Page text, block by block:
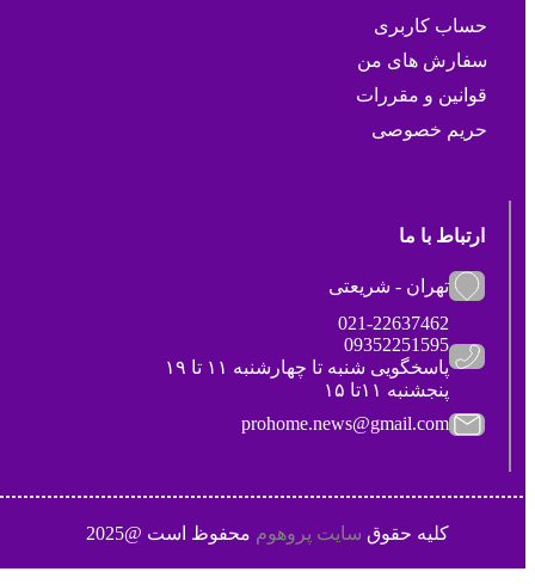
حساب کاربری
سفارش های من
قوانین و مقررات
حریم خصوصی
ارتباط با ما
تهران - شریعتی
021-22637462
09352251595
پاسخگویی شنبه تا چهارشنبه ۱۱ تا ۱۹
پنجشنبه ۱۱تا ۱۵
prohome.news@gmail.com
کلیه حقوقسایت پروهوممحفوظ است @2025